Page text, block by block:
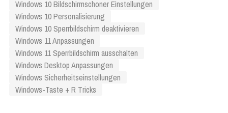
Windows 10 Bildschirmschoner Einstellungen
Windows 10 Personalisierung
Windows 10 Sperrbildschirm deaktivieren
Windows 11 Anpassungen
Windows 11 Sperrbildschirm ausschalten
Windows Desktop Anpassungen
Windows Sicherheitseinstellungen
Windows-Taste + R Tricks